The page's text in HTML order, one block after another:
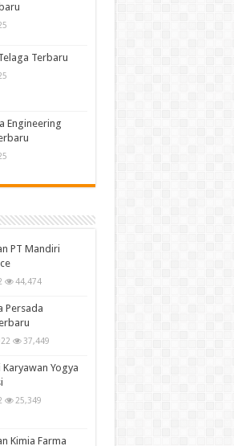
Terbaru
Engineering
PT Mandiri
44,474
Persada
37,449
Yogya
25,349
Kimia Farma